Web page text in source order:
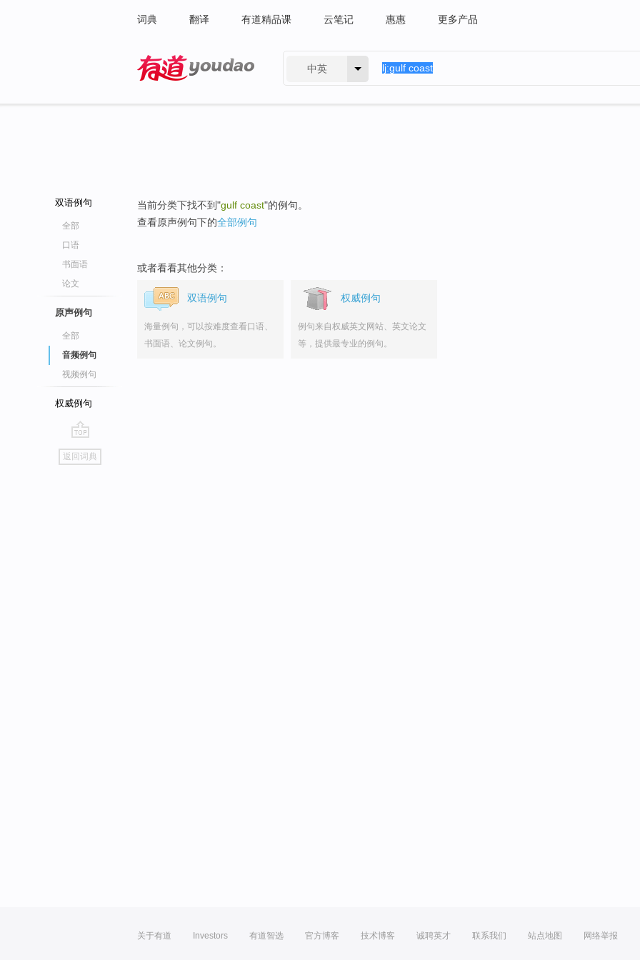
词典 翻译 有道精品课 云笔记 惠惠 更多产品
中英
双语例句
全部
口语
书面语
论文
原声例句
全部
音频例句
视频例句
权威例句
go
top
返回词典
当前分类下找不到"gulf coast"的例句。
查看原声例句下的全部例句
或者看看其他分类：
双语例句
海量例句，可以按难度查看口语、
书面语、论文例句。
权威例句
例句来自权威英文网站、英文论文
等，提供最专业的例句。
关于有道 Investors 有道智选 官方博客 技术博客 诚聘英才 联系我们 站点地图 网络举报